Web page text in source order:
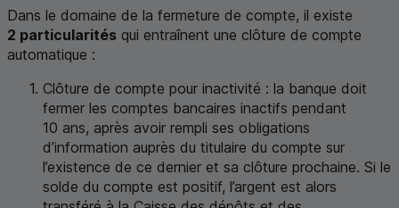
Dans le domaine de la fermeture de compte, il existe
2 particularités qui entraînent une clôture de compte
automatique :
Clôture de compte pour inactivité : la banque doit
fermer les comptes bancaires inactifs pendant
10 ans, après avoir rempli ses obligations
d’information auprès du titulaire du compte sur
l’existence de ce dernier et sa clôture prochaine. Si le
solde du compte est positif, l’argent est alors